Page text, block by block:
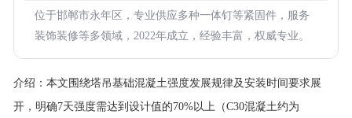
位于邯郸市永年区，专业供应多种一体钉等紧固件，服务
装饰装修等多领域，2022年成立，经验丰富，权威专业。
介绍： 本文围绕塔吊基础混凝土强度发展规律及安装时间要求展
开，明确7天强度需达到设计值的70%以上（C30混凝土约为